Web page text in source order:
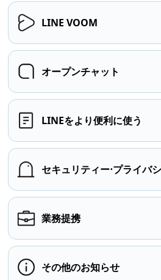
LINE VOOM
オープンチャット
LINEをより便利に使う
セキュリティー⋅プライバ
業務提携
その他のお知らせ